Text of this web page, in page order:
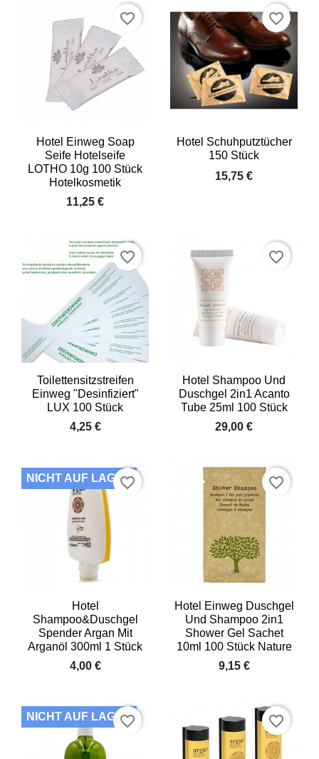
Hotel Einweg Soap
Seife Hotelseife
LOTHO 10g 100 Stück
Hotelkosmetik
11,25 €
favorite_border
Hotel Schuhputztücher
150 Stück
15,75 €
favorite_border
Toilettensitzstreifen
Einweg "Desinfiziert"
LUX 100 Stück
4,25 €
favorite_border
Hotel Shampoo Und
Duschgel 2in1 Acanto
Tube 25ml 100 Stück
29,00 €
favorite_border
Hotel
Shampoo&Duschgel
Spender Argan Mit
Arganöl 300ml 1 Stück
4,00 €
NICHT AUF LAGER
favorite_border
Hotel Einweg Duschgel
Und Shampoo 2in1
Shower Gel Sachet
10ml 100 Stück Nature
9,15 €
favorite_border
NICHT AUF LAGER
favorite_border favorite_border